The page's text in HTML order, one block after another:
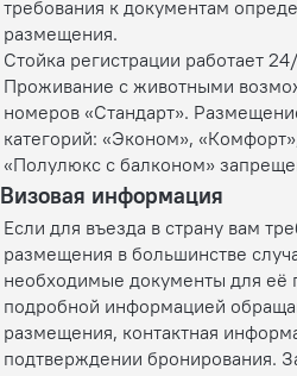
требования к документам
размещения.
Стойка регистрации работает
Проживание с животными
номеров «Стандарт».
категорий: «Эконом»,
«Полулюкс с балконом»
Визовая информация
Если для въезда в страну вам
размещения в большинстве
необходимые документы для её
подробной информацией
размещения, контактная
подтверждении бронирования.